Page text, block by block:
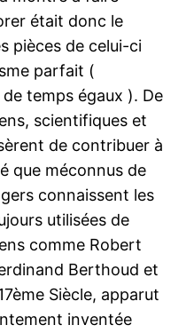
était donc le
pièces de celui-ci
parfait (
temps égaux ). De
scientifiques et
de contribuer à
que méconnus de
connaissent les
utilisées de
comme Robert
Berthoud et
Siècle, apparut
inventée